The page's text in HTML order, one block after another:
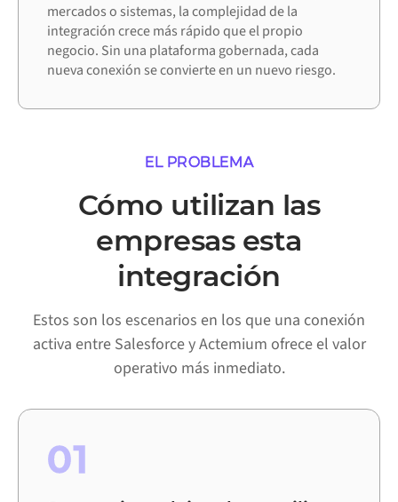
mercados o sistemas, la complejidad de la
integración crece más rápido que el propio
negocio. Sin una plataforma gobernada, cada
nueva conexión se convierte en un nuevo riesgo.
EL PROBLEMA
Cómo utilizan las
empresas esta
integración
Estos son los escenarios en los que una conexión
activa entre Salesforce y Actemium ofrece el valor
operativo más inmediato.
01